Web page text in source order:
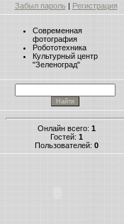
Забыл пароль | Регистрация
Современная
фотография
Робототехника
Культурный центр
"Зеленоград"
Онлайн всего: 1
Гостей: 1
Пользователей: 0